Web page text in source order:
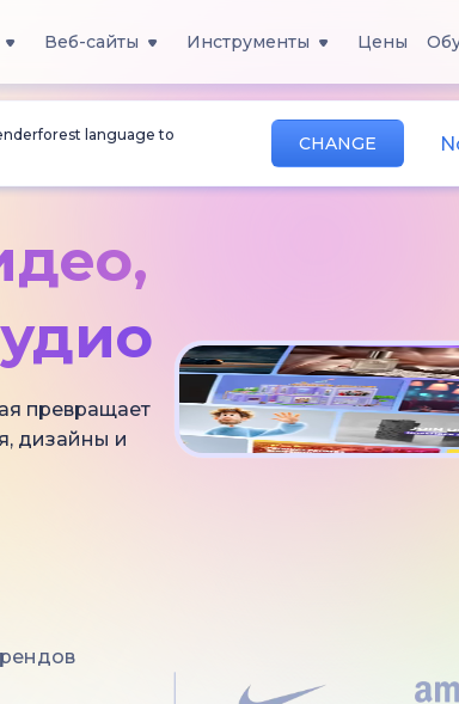
Веб-сайты Инструменты Цены
language to
CHANGE
превращает
дизайны и